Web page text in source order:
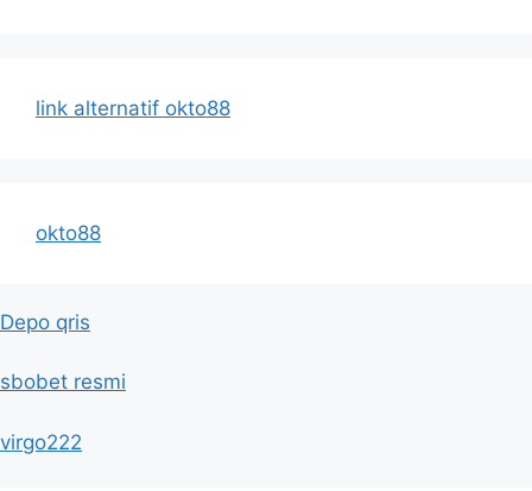
link alternatif okto88
okto88
Depo qris
sbobet resmi
virgo222